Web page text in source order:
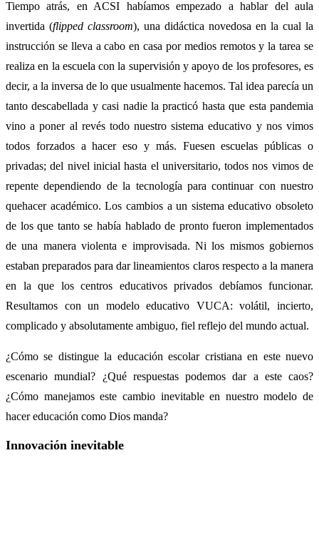
Tiempo atrás, en ACSI habíamos empezado a hablar del aula
invertida (flipped classroom), una didáctica novedosa en la cual la
instrucción se lleva a cabo en casa por medios remotos y la tarea se
realiza en la escuela con la supervisión y apoyo de los profesores, es
decir, a la inversa de lo que usualmente hacemos. Tal idea parecía un
tanto descabellada y casi nadie la practicó hasta que esta pandemia
vino a poner al revés todo nuestro sistema educativo y nos vimos
todos forzados a hacer eso y más. Fuesen escuelas públicas o
privadas; del nivel inicial hasta el universitario, todos nos vimos de
repente dependiendo de la tecnología para continuar con nuestro
quehacer académico. Los cambios a un sistema educativo obsoleto
de los que tanto se había hablado de pronto fueron implementados
de una manera violenta e improvisada. Ni los mismos gobiernos
estaban preparados para dar lineamientos claros respecto a la manera
en la que los centros educativos privados debíamos funcionar.
Resultamos con un modelo educativo VUCA: volátil, incierto,
complicado y absolutamente ambiguo, fiel reflejo del mundo actual.
¿Cómo se distingue la educación escolar cristiana en este nuevo
escenario mundial? ¿Qué respuestas podemos dar a este caos?
¿Cómo manejamos este cambio inevitable en nuestro modelo de
hacer educación como Dios manda?
Innovación inevitable